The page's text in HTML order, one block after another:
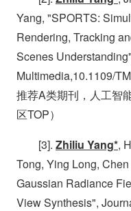
Yang, "SPORTS:
Rendering, Tracking
Scenes
Multimedia,10.1109/
推荐A类期刊，人工智
区TOP）
[3]. Zhiliu Yang*,
Tong, Ying Long,
Gaussian Radiance
View Synthesis",